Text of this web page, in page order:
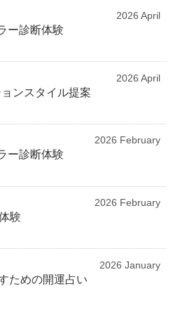
2026 April
ー診断体験
2026 April
ンスタイル提案
2026 February
ー診断体験
2026 February
験
2026 January
ための開運占い